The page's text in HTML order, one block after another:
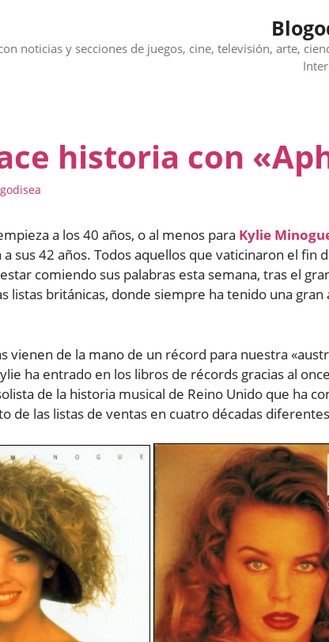
noticias y secciones de juegos, cine, televisión, arte,
historia con
a los 40 años, o al menos para Kylie
sus 42 años. Todos aquellos que vaticinaron el fin
comiendo sus palabras esta semana, tras el
listas británicas, donde siempre ha tenido una
vienen de la mano de un récord para nuestra
ha entrado en los libros de récords gracias al
de la historia musical de Reino Unido que ha
de las listas de ventas en cuatro décadas